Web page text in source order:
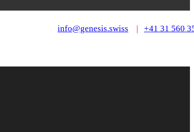
info@genesis.swiss | +41 31 560